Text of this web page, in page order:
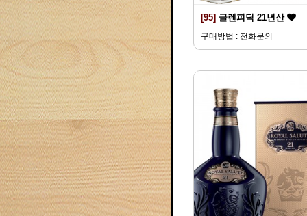
[95] 글렌피딕 21년산
구매방법 : 전화문의